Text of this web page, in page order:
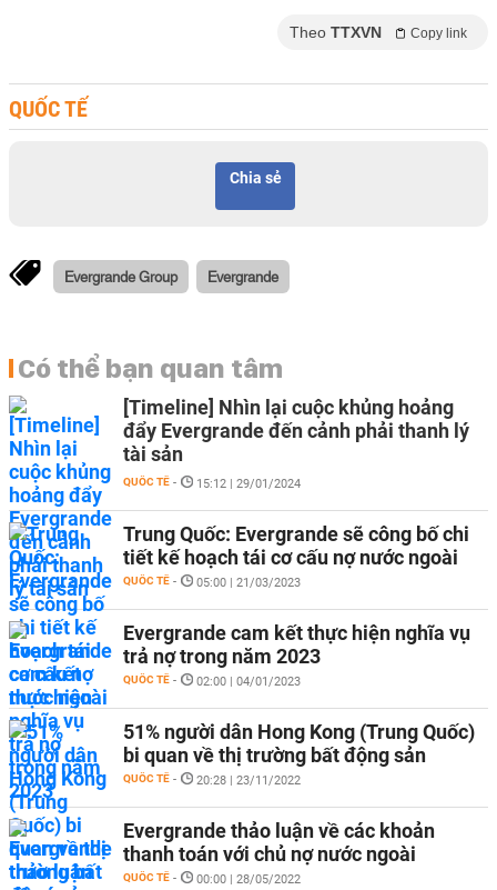
Theo TTXVN Copy link
QUỐC TẾ
Chia sẻ
Evergrande Group Evergrande
Có thể bạn quan tâm
[Timeline] Nhìn lại cuộc khủng hoảng
đẩy Evergrande đến cảnh phải thanh lý
tài sản
QUỐC TẾ - 15:12 | 29/01/2024
Trung Quốc: Evergrande sẽ công bố chi
tiết kế hoạch tái cơ cấu nợ nước ngoài
QUỐC TẾ - 05:00 | 21/03/2023
Evergrande cam kết thực hiện nghĩa vụ
trả nợ trong năm 2023
QUỐC TẾ - 02:00 | 04/01/2023
51% người dân Hong Kong (Trung Quốc)
bi quan về thị trường bất động sản
QUỐC TẾ - 20:28 | 23/11/2022
Evergrande thảo luận về các khoản
thanh toán với chủ nợ nước ngoài
QUỐC TẾ - 00:00 | 28/05/2022